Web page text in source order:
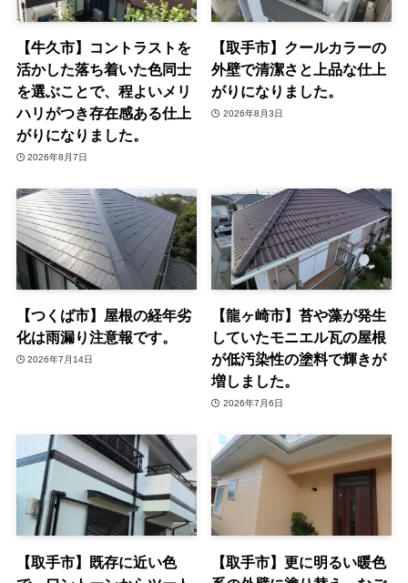
【牛久市】コントラストを
活かした落ち着いた色同士
を選ぶことで、程よいメリ
ハリがつき存在感ある仕上
がりになりました。
2026年8月7日
【取手市】クールカラーの
外壁で清潔さと上品な仕上
がりになりました。
2026年8月3日
【つくば市】屋根の経年劣
化は雨漏り注意報です。
2026年7月14日
【龍ヶ崎市】苔や藻が発生
していたモニエル瓦の屋根
が低汚染性の塗料で輝きが
増しました。
2026年7月6日
【取手市】既存に近い色
【取手市】更に明るい暖色